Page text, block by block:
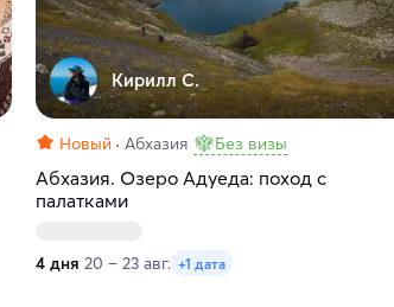
Кирилл С.
Новый Абхазия Без визы
Абхазия. Озеро Адуеда: поход с
палатками
4 дня 20 – 23 авг. +1 дата